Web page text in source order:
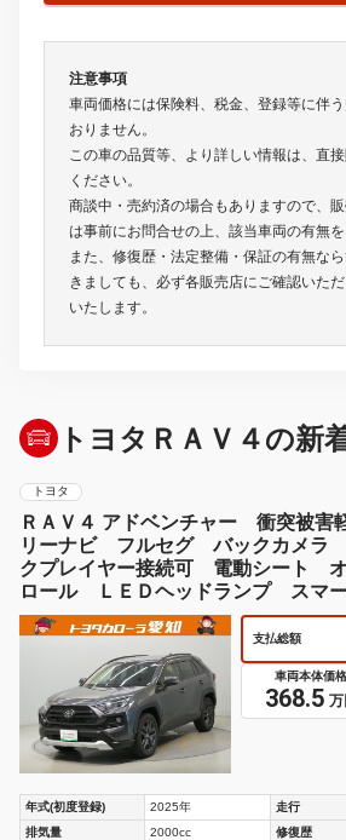
注意事項
車両価格には保険料、税金、登録等に伴
おりません。
この車の品質等、より詳しい情報は、直
ください。
商談中・売約済の場合もありますので、
は事前にお問合せの上、該当車両の有無を
また、修復歴・法定整備・保証の有無な
きましても、必ず各販売店にご確認いた
いたします。
トヨタＲＡＶ４の新
トヨタ
ＲＡＶ４ アドベンチャー 衝突被
リーナビ フルセグ バックカメラ
クプレイヤー接続可 電動シート オ
ロール ＬＥＤヘッドランプ ス
４ＷＤ
支払総額
車両本体価格
368.5 万
年式(初度登録) 2025年 走行
排気量
2000cc 修復歴